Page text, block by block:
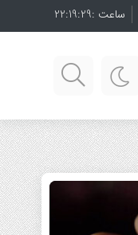
ساعت :22:19:30